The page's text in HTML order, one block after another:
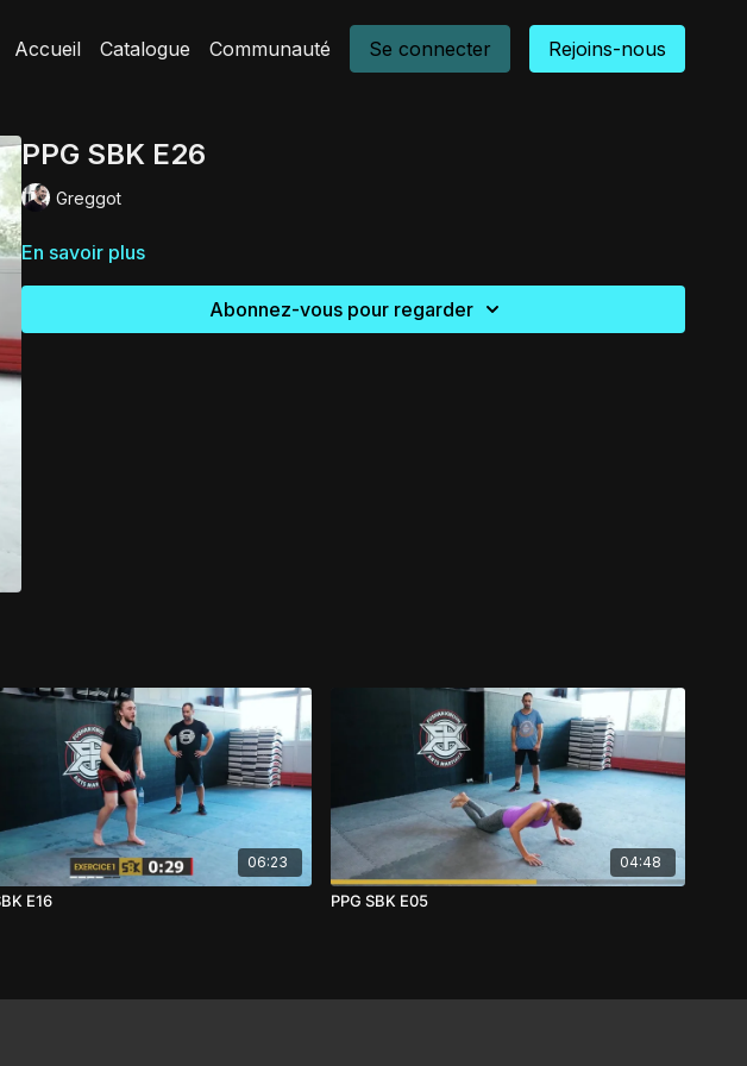
Accueil Catalogue Communauté Se connecter Rejoins-nous
PPG SBK E26
Greggot
En savoir plus
Abonnez-vous pour regarder
06:23
E16
04:48
PPG SBK E05